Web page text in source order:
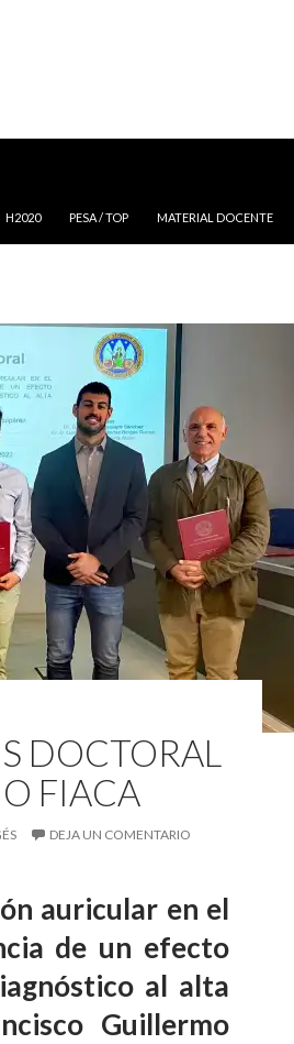
H2020 PESA / TOP MATERIAL DOCENTE
DOCTORAL
FIACA
DEJA UN COMENTARIO
auricular en el
de un efecto
al alta
Guillermo